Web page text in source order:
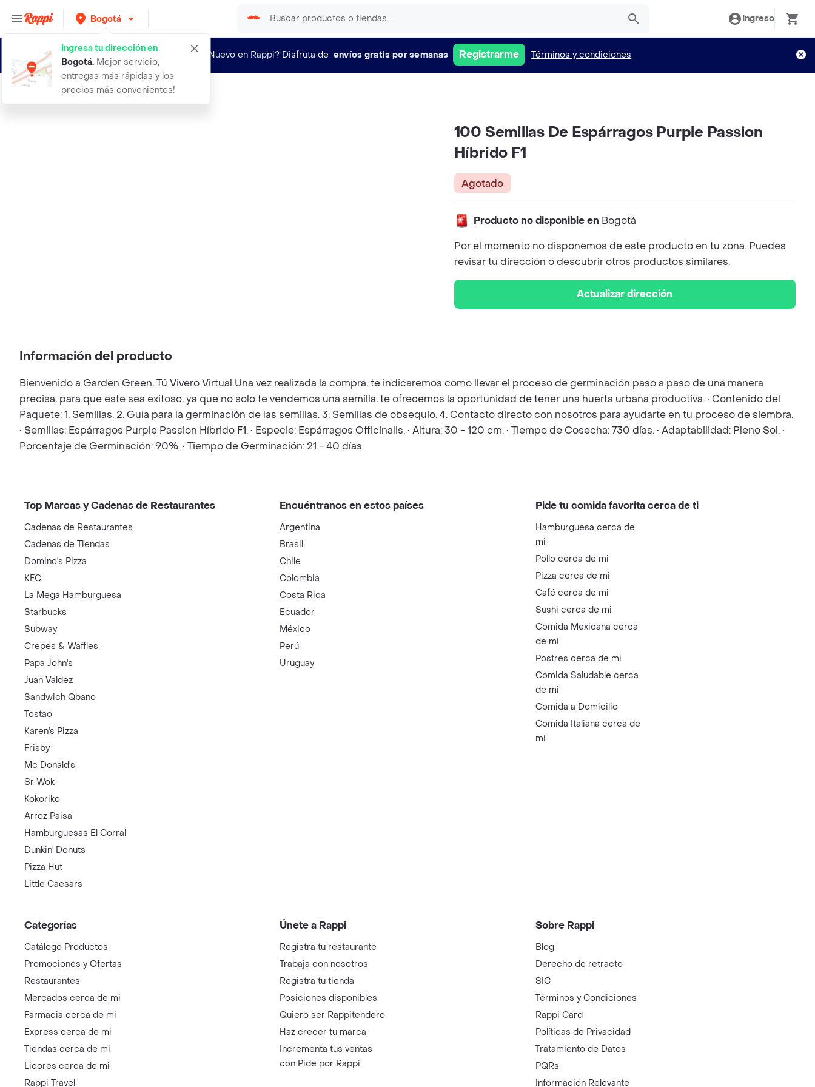
Bogotá
Ingresa tu dirección en
Bogotá. Mejor servicio,
entregas más rápidas y los
precios más convenientes!
Ingreso
¿Nuevo en Rappi? Disfruta de envíos gratis por semanas Registrarme Términos y condiciones
100 semillas de esparragos purple p
100 Semillas De Espárragos Purple Passion
Híbrido F1
Agotado
Producto no disponible en Bogotá
Por el momento no disponemos de este producto en tu zona. Puedes
revisar tu dirección o descubrir otros productos similares.
Actualizar dirección
Información del producto
Bienvenido a Garden Green, Tú Vivero Virtual Una vez realizada la compra, te indicaremos como llevar el proceso de germinación paso a paso de una manera
precisa, para que este sea exitoso, ya que no solo te vendemos una semilla, te ofrecemos la oportunidad de tener una huerta urbana productiva. • Contenido del
Paquete: 1. Semillas. 2. Guía para la germinación de las semillas. 3. Semillas de obsequio. 4. Contacto directo con nosotros para ayudarte en tu proceso de siembra.
• Semillas: Espárragos Purple Passion Híbrido F1. • Especie: Espárragos Officinalis. • Altura: 30 - 120 cm. • Tiempo de Cosecha: 730 días. • Adaptabilidad: Pleno Sol. •
Porcentaje de Germinación: 90%. • Tiempo de Germinación: 21 - 40 días.
Top Marcas y Cadenas de Restaurantes
Cadenas de Restaurantes
Cadenas de Tiendas
Domino's Pizza
KFC
La Mega Hamburguesa
Starbucks
Subway
Crepes & Waffles
Papa John's
Juan Valdez
Sandwich Qbano
Tostao
Karen's Pizza
Frisby
Mc Donald's
Sr Wok
Kokoriko
Arroz Paisa
Hamburguesas El Corral
Dunkin' Donuts
Pizza Hut
Little Caesars
Encuéntranos en estos países
Argentina
Brasil
Chile
Colombia
Costa Rica
Ecuador
México
Perú
Uruguay
Pide tu comida favorita cerca de ti
Hamburguesa cerca de
mi
Pollo cerca de mi
Pizza cerca de mi
Café cerca de mi
Sushi cerca de mi
Comida Mexicana cerca
de mi
Postres cerca de mi
Comida Saludable cerca
de mi
Comida a Domicilio
Comida Italiana cerca de
mi
Categorías
Catálogo Productos
Promociones y Ofertas
Restaurantes
Mercados cerca de mi
Farmacia cerca de mi
Express cerca de mi
Tiendas cerca de mi
Licores cerca de mi
Rappi Travel
Únete a Rappi
Registra tu restaurante
Trabaja con nosotros
Registra tu tienda
Posiciones disponibles
Quiero ser Rappitendero
Haz crecer tu marca
Incrementa tus ventas
con Pide por Rappi
Sobre Rappi
Blog
Derecho de retracto
SIC
Términos y Condiciones
Rappi Card
Políticas de Privacidad
Tratamiento de Datos
PQRs
Información Relevante